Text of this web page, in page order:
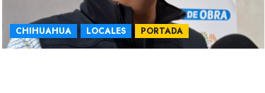
CHIHUAHUA LOCALES PORTADA